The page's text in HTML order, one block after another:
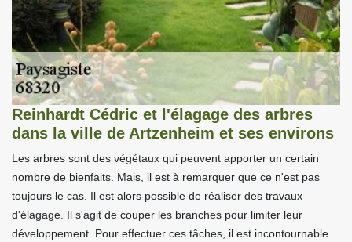
Reinhardt Cédric et l'élagage des arbres
dans la ville de Artzenheim et ses environs
Les arbres sont des végétaux qui peuvent apporter un certain
nombre de bienfaits. Mais, il est à remarquer que ce n'est pas
toujours le cas. Il est alors possible de réaliser des travaux
d'élagage. Il s'agit de couper les branches pour limiter leur
développement. Pour effectuer ces tâches, il est incontournable